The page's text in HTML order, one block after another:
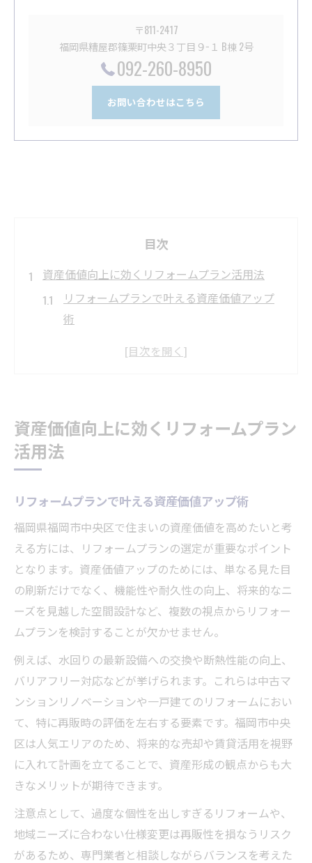
〒811-2417
福岡県糟屋郡篠栗町中央３丁目９−１ B棟 2号
092-260-8950
お問い合わせはこちら
目次
資産価値向上に効くリフォームプラン活用法
リフォームプランで叶える資産価値アップ
術
リフォームプラン
福岡市中央区の住まいに強いリフォームプ
ラン活用法
方
福岡市中央区で賢く選ぶ住まい改革術
リフォームプランと会社選びの賢い見極め
方
複数リフォーム会社の比較で安心住まい改
革
ワンストップリノベーションの魅力とリフ
ォームプラン
信頼できる工務店と進める理想のリフォー
ムプラン
住まい改革に役立つリフォームプラン最新
情報
中古マンションの魅力を引き出す方法とは
中古マンションリノベーションで広がる可
能性
リフォームプランで実現する快適な間取り
変更
資産価値向上に効くリフォームプラン
活用法
リフォームプランで叶える資産価値アップ術
福岡県福岡市中央区で住まいの資産価値を高めたいと考
える方には、リフォームプランの選定が重要なポイント
となります。資産価値アップのためには、単なる見た目
の刷新だけでなく、機能性や耐久性の向上、将来的なニ
ーズを見越した空間設計など、複数の視点からリフォー
ムプランを検討することが欠かせません。
例えば、水回りの最新設備への交換や断熱性能の向上、
バリアフリー対応などが挙げられます。これらは中古マ
ンションリノベーションや一戸建てのリフォームにおい
て、特に再販時の評価を左右する要素です。福岡市中央
区は人気エリアのため、将来的な売却や賃貸活用を視野
に入れて計画を立てることで、資産形成の観点からも大
きなメリットが期待できます。
注意点として、過度な個性を出しすぎるリフォームや、
地域ニーズに合わない仕様変更は再販性を損なうリスク
があるため、専門業者と相談しながらバランスを考えた